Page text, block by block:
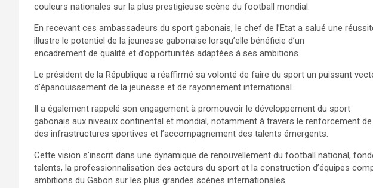
couleurs nationales sur la plus prestigieuse scène du football mondial.
En recevant ces ambassadeurs du sport gabonais, le chef de l’Etat a salué une
illustre le potentiel de la jeunesse gabonaise lorsqu’elle bénéficie d’un
encadrement de qualité et d’opportunités adaptées à ses ambitions.
Le président de la République a réaffirmé sa volonté de faire du sport un puissant
d’épanouissement de la jeunesse et de rayonnement international.
Il a également rappelé son engagement à promouvoir le développement du sport
gabonais aux niveaux continental et mondial, notamment à travers le renforcement
des infrastructures sportives et l’accompagnement des talents émergents.
Cette vision s’inscrit dans une dynamique de renouvellement du football national,
talents, la professionnalisation des acteurs du sport et la construction d’équipes
ambitions du Gabon sur les plus grandes scènes internationales.